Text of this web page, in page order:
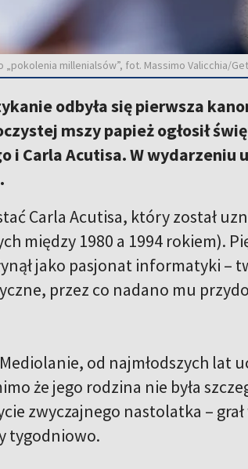
millenialsów”, fot. Massimo Valicchia/
odbyła się pierwsza
mszy papież ogłosił
i Carla Acutisa. W wydarzeniu
Carla Acutisa, który został
między 1980 a 1994 rokiem).
jako pasjonat informatyki –
przez co nadano mu
od najmłodszych lat
że jego rodzina nie była
zwyczajnego nastolatka –
tygodniowo.